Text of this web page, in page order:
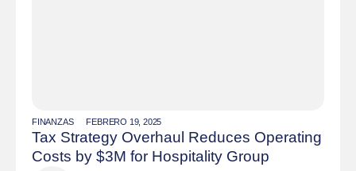
FINANZAS FEBRERO 19, 2025
Tax Strategy Overhaul Reduces Operating
Costs by $3M for Hospitality Group